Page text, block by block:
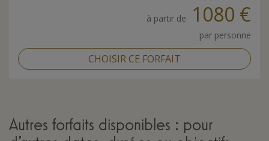
à partir de 1080 €
par personne
CHOISIR CE FORFAIT
Autres forfaits disponibles : pour